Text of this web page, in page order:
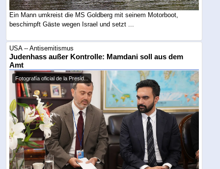
Ein Mann umkreist die MS Goldberg mit seinem Motorboot,
beschimpft Gäste wegen Israel und setzt ...
USA -- Antisemitismus
Judenhass außer Kontrolle: Mamdani soll aus dem
Amt
Fotografía oficial de la Presid...